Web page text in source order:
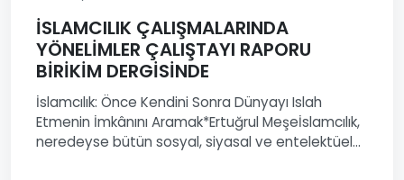
İSLAMCILIK ÇALIŞMALARINDA
YÖNELİMLER ÇALIŞTAYI RAPORU
BİRİKİM DERGİSİNDE
İslamcılık: Önce Kendini Sonra Dünyayı Islah
Etmenin İmkânını Aramak*Ertuğrul Meşeİslamcılık,
neredeyse bütün sosyal, siyasal ve entelektüel...